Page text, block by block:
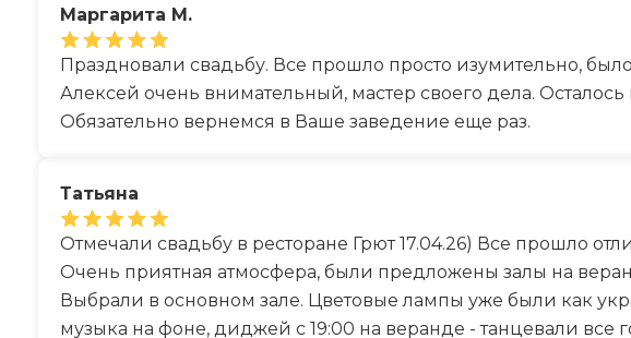
Маргарита М.
Праздновали свадьбу. Все прошло просто изумительно,
Алексей очень внимательный, мастер своего дела.
Обязательно вернемся в Ваше заведение еще раз.
Татьяна
Отмечали свадьбу в ресторане Грют 17.04.26) Все прошло
Очень приятная атмосфера, были предложены залы на
Выбрали в основном зале. Цветовые лампы уже были как
музыка на фоне, диджей с 19:00 на веранде - танцевали все